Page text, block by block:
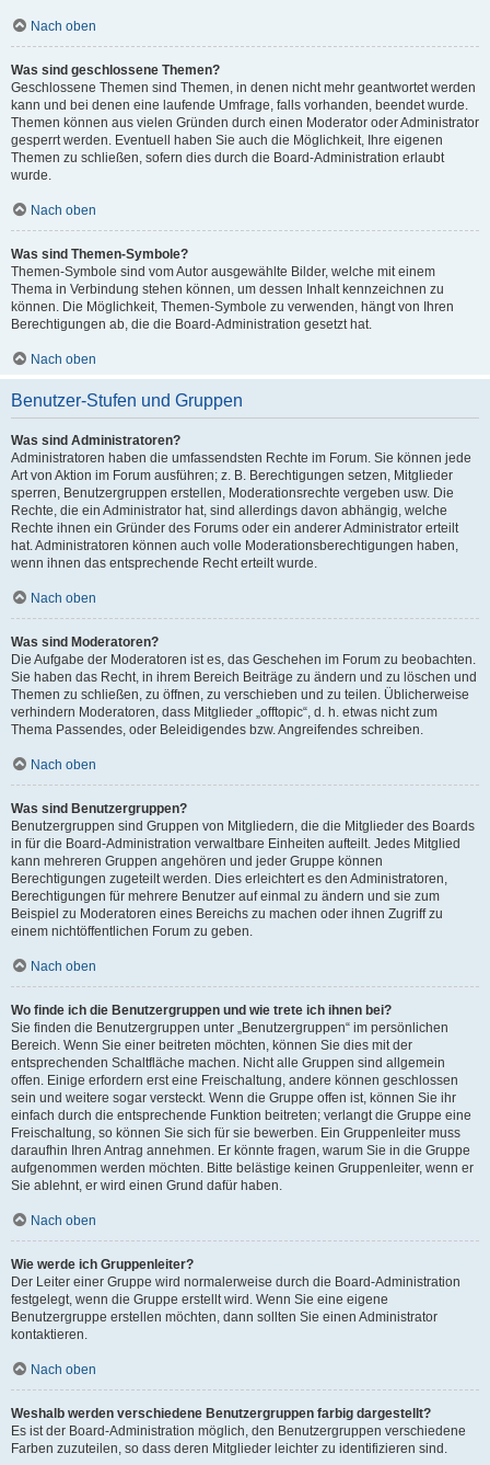
Nach oben
Was sind geschlossene Themen?
Geschlossene Themen sind Themen, in denen nicht mehr geantwortet werden
kann und bei denen eine laufende Umfrage, falls vorhanden, beendet wurde.
Themen können aus vielen Gründen durch einen Moderator oder Administrator
gesperrt werden. Eventuell haben Sie auch die Möglichkeit, Ihre eigenen
Themen zu schließen, sofern dies durch die Board-Administration erlaubt
wurde.
Nach oben
Was sind Themen-Symbole?
Themen-Symbole sind vom Autor ausgewählte Bilder, welche mit einem
Thema in Verbindung stehen können, um dessen Inhalt kennzeichnen zu
können. Die Möglichkeit, Themen-Symbole zu verwenden, hängt von Ihren
Berechtigungen ab, die die Board-Administration gesetzt hat.
Nach oben
Benutzer-Stufen und Gruppen
Was sind Administratoren?
Administratoren haben die umfassendsten Rechte im Forum. Sie können jede
Art von Aktion im Forum ausführen; z. B. Berechtigungen setzen, Mitglieder
sperren, Benutzergruppen erstellen, Moderationsrechte vergeben usw. Die
Rechte, die ein Administrator hat, sind allerdings davon abhängig, welche
Rechte ihnen ein Gründer des Forums oder ein anderer Administrator erteilt
hat. Administratoren können auch volle Moderationsberechtigungen haben,
wenn ihnen das entsprechende Recht erteilt wurde.
Nach oben
Was sind Moderatoren?
Die Aufgabe der Moderatoren ist es, das Geschehen im Forum zu beobachten.
Sie haben das Recht, in ihrem Bereich Beiträge zu ändern und zu löschen und
Themen zu schließen, zu öffnen, zu verschieben und zu teilen. Üblicherweise
verhindern Moderatoren, dass Mitglieder „offtopic“, d. h. etwas nicht zum
Thema Passendes, oder Beleidigendes bzw. Angreifendes schreiben.
Nach oben
Was sind Benutzergruppen?
Benutzergruppen sind Gruppen von Mitgliedern, die die Mitglieder des Boards
in für die Board-Administration verwaltbare Einheiten aufteilt. Jedes Mitglied
kann mehreren Gruppen angehören und jeder Gruppe können
Berechtigungen zugeteilt werden. Dies erleichtert es den Administratoren,
Berechtigungen für mehrere Benutzer auf einmal zu ändern und sie zum
Beispiel zu Moderatoren eines Bereichs zu machen oder ihnen Zugriff zu
einem nichtöffentlichen Forum zu geben.
Nach oben
Wo finde ich die Benutzergruppen und wie trete ich ihnen bei?
Sie finden die Benutzergruppen unter „Benutzergruppen“ im persönlichen
Bereich. Wenn Sie einer beitreten möchten, können Sie dies mit der
entsprechenden Schaltfläche machen. Nicht alle Gruppen sind allgemein
offen. Einige erfordern erst eine Freischaltung, andere können geschlossen
sein und weitere sogar versteckt. Wenn die Gruppe offen ist, können Sie ihr
einfach durch die entsprechende Funktion beitreten; verlangt die Gruppe eine
Freischaltung, so können Sie sich für sie bewerben. Ein Gruppenleiter muss
daraufhin Ihren Antrag annehmen. Er könnte fragen, warum Sie in die Gruppe
aufgenommen werden möchten. Bitte belästige keinen Gruppenleiter, wenn er
Sie ablehnt, er wird einen Grund dafür haben.
Nach oben
Wie werde ich Gruppenleiter?
Der Leiter einer Gruppe wird normalerweise durch die Board-Administration
festgelegt, wenn die Gruppe erstellt wird. Wenn Sie eine eigene
Benutzergruppe erstellen möchten, dann sollten Sie einen Administrator
kontaktieren.
Nach oben
Weshalb werden verschiedene Benutzergruppen farbig dargestellt?
Es ist der Board-Administration möglich, den Benutzergruppen verschiedene
Farben zuzuteilen, so dass deren Mitglieder leichter zu identifizieren sind.